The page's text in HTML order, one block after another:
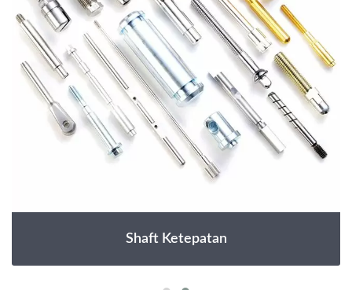
Shaft Ketepatan